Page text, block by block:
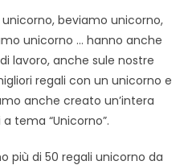
beviamo unicorno,
unicorno … hanno anche
lavoro, anche sule nostre
regali con un unicorno e
anche creato un’intera
tema “Unicorno”.
più di 50 regali unicorno da